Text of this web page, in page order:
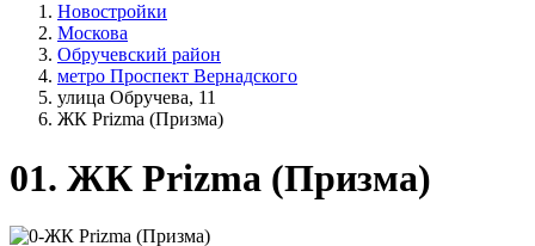
Новостройки
Москова
Обручевский район
метро Проспект Вернадского
улица Обручева, 11
ЖК Prizma (Призма)
01. ЖК Prizma (Призма)